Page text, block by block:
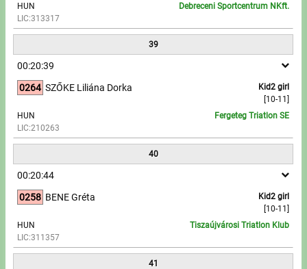
HUN
LIC:313317
Debreceni Sportcentrum NKft.
39
00:20:39
0264
Kid2 girl
[10-11]
SZŐKE Liliána Dorka
HUN
LIC:210263
Fergeteg Triatlon SE
40
00:20:44
0258
Kid2 girl
[10-11]
BENE Gréta
HUN
LIC:311357
Tiszaújvárosi Triatlon Klub
41